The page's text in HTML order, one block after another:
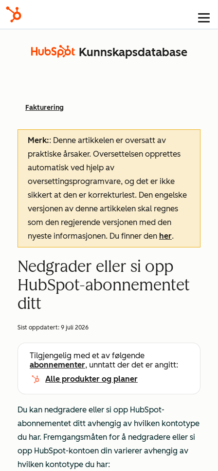
Kunnskapsdatabase
Fakturering
Merk:: Denne artikkelen er oversatt av
praktiske årsaker. Oversettelsen opprettes
automatisk ved hjelp av
oversettingsprogramvare, og det er ikke
sikkert at den er korrekturlest. Den engelske
versjonen av denne artikkelen skal regnes
som den regjerende versjonen med den
nyeste informasjonen. Du finner den her.
Nedgrader eller si opp
HubSpot-abonnementet
ditt
Sist oppdatert: 9 juli 2026
Tilgjengelig med et av følgende
abonnementer, unntatt der det er angitt:
Alle produkter og planer
Du kan nedgradere eller si opp HubSpot-
abonnementet ditt avhengig av hvilken kontotype
du har. Fremgangsmåten for å nedgradere eller si
opp HubSpot-kontoen din varierer avhengig av
hvilken kontotype du har: